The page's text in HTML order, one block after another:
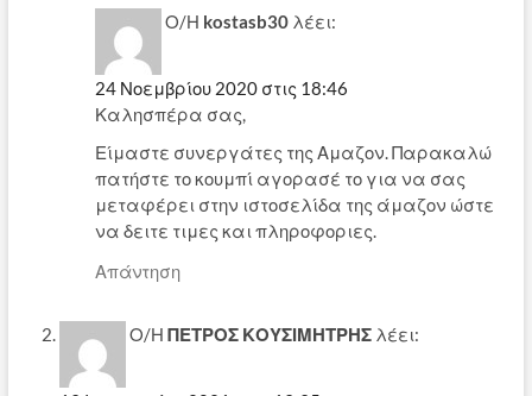
Ο/Η kostasb30 λέει:
24 Νοεμβρίου 2020 στις 18:46
Καλησπέρα σας,
Είμαστε συνεργάτες της Αμαζον. Παρακαλώ
πατήστε το κουμπί αγορασέ το για να σας
μεταφέρει στην ιστοσελίδα της άμαζον ώστε
να δειτε τιμες και πληροφοριες.
Απάντηση
Ο/Η ΠΕΤΡΟΣ ΚΟΥΣΙΜΗΤΡΗΣ λέει: